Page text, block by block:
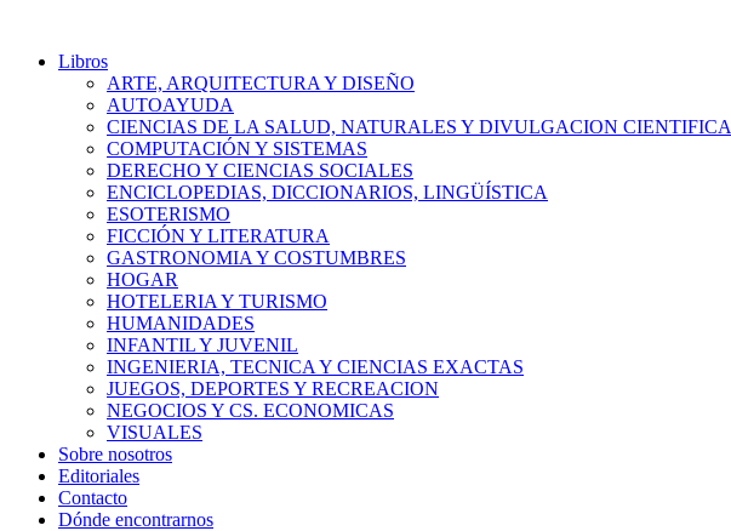
Libros
ARTE, ARQUITECTURA Y DISEÑO
AUTOAYUDA
CIENCIAS DE LA SALUD, NATURALES Y DIVULGACION CIENTIFICA
COMPUTACIÓN Y SISTEMAS
DERECHO Y CIENCIAS SOCIALES
ENCICLOPEDIAS, DICCIONARIOS, LINGÜÍSTICA
ESOTERISMO
FICCIÓN Y LITERATURA
GASTRONOMIA Y COSTUMBRES
HOGAR
HOTELERIA Y TURISMO
HUMANIDADES
INFANTIL Y JUVENIL
INGENIERIA, TECNICA Y CIENCIAS EXACTAS
JUEGOS, DEPORTES Y RECREACION
NEGOCIOS Y CS. ECONOMICAS
VISUALES
Sobre nosotros
Editoriales
Contacto
Dónde encontrarnos